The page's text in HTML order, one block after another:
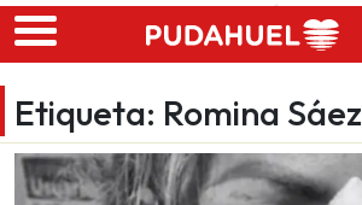
Skip to main content
Etiqueta: Romina Sáez